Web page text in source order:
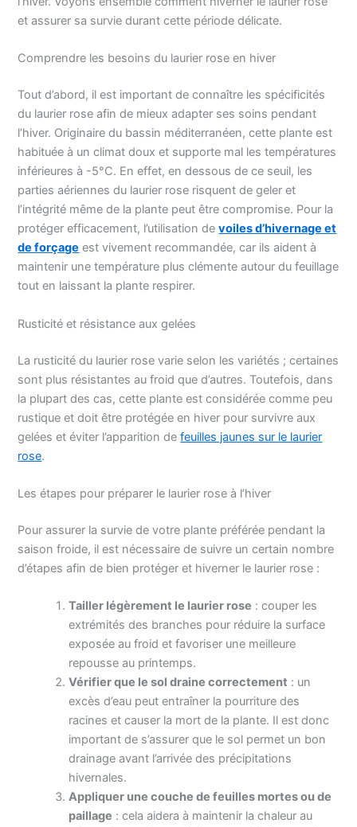
et assurer sa survie durant cette période délicate.
Comprendre les besoins du laurier rose en hiver
Tout d’abord, il est important de connaître les spécificités
du laurier rose afin de mieux adapter ses soins pendant
l’hiver. Originaire du bassin méditerranéen, cette plante est
habituée à un climat doux et supporte mal les températures
inférieures à -5°C. En effet, en dessous de ce seuil, les
parties aériennes du laurier rose risquent de geler et
l’intégrité même de la plante peut être compromise. Pour la
protéger efficacement, l’utilisation devoiles d’hivernage et
de forçage est vivement recommandée, car ils aident à
maintenir une température plus clémente autour du feuillage
tout en laissant la plante respirer.
Rusticité et résistance aux gelées
La rusticité du laurier rose varie selon les variétés ; certaines
sont plus résistantes au froid que d’autres. Toutefois, dans
la plupart des cas, cette plante est considérée comme peu
rustique et doit être protégée en hiver pour survivre aux
gelées et éviter l’apparition defeuilles jaunes sur le laurier
rose.
Les étapes pour préparer le laurier rose à l’hiver
Pour assurer la survie de votre plante préférée pendant la
saison froide, il est nécessaire de suivre un certain nombre
d’étapes afin de bien protéger et hiverner le laurier rose :
Tailler légèrement le laurier rose : couper les
extrémités des branches pour réduire la surface
exposée au froid et favoriser une meilleure
repousse au printemps.
Vérifier que le sol draine correctement : un
excès d’eau peut entraîner la pourriture des
racines et causer la mort de la plante. Il est donc
important de s’assurer que le sol permet un bon
drainage avant l’arrivée des précipitations
hivernales.
Appliquer une couche de feuilles mortes ou de
paillage : cela aidera à maintenir la chaleur au